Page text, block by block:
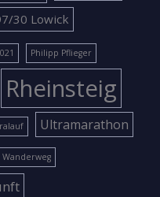
30 Lowick
Philipp Pflieger
Rheinsteig
Ultramarathon
Wanderweg